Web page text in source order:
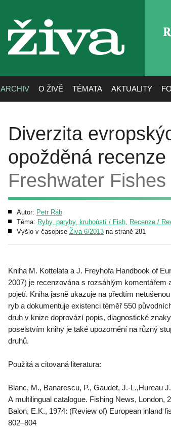
živa
ARCHIV O ŽIVĚ TÉMATA AKTUALITY
Diverzita
opožděná recenze
Freshwater
Autor: Petr Ráb
Téma: Ryby, paryby, kruhoústí / Fish, Recenze /
Vyšlo v časopise Živa 6/2013 na straně 281
Kniha M. Kottelata a J. Freyhofa Handbook of
2007) je recenzována s rozsáhlým komentářem
pojetí. Kniha jasně ukazuje na předtím
ryb a dokumentuje existenci téměř 550
druh v knize doprovází popis, diagnostické
poselstvím knihy je také upozornění na různý
druhů.
Použitá a citovaná literatura:
Blanc, M., Banarescu, P., Gaudet, J.-L.,Hureau
A multilingual catalogue. Fishing News, London,
Balon, E.K., 1974: (Review of) European inland
802–804